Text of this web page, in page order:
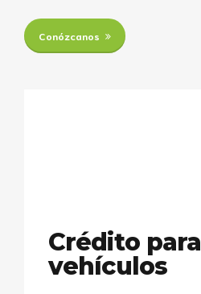
Conózcanos
Crédito para
vehículos